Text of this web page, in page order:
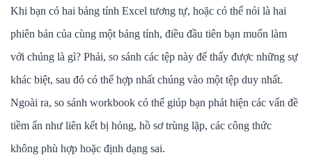
Khi bạn có hai bảng tính Excel tương tự, hoặc có thể nói là hai
phiên bản của cùng một bảng tính, điều đầu tiên bạn muốn làm
với chúng là gì? Phải, so sánh các tệp này để thấy được những sự
khác biệt, sau đó có thể hợp nhất chúng vào một tệp duy nhất.
Ngoài ra, so sánh workbook có thể giúp bạn phát hiện các vấn đề
tiềm ẩn như liên kết bị hỏng, hồ sơ trùng lặp, các công thức
không phù hợp hoặc định dạng sai.